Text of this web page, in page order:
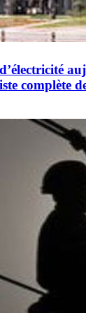
complète